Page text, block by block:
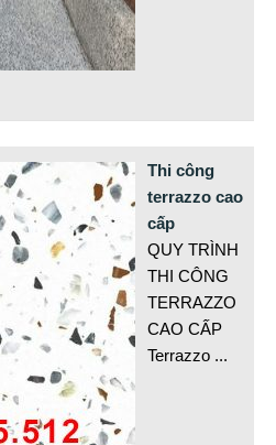
Thi công
terrazzo cao
cấp
QUY TRÌNH
THI CÔNG
TERRAZZO
CAO CẤP
Terrazzo ...